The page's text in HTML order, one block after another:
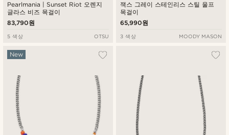
Pearlmania | Sunset Riot 오렌지
글라스 비즈 목걸이
83,790원
5 색상 OTSU
잭스 그레이 스테인리스 스틸 울프
목걸이
65,990원
3 색상 MOODY MASON
New